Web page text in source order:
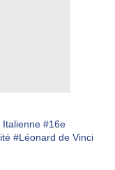
Italienne #16e
#Léonard de Vinci